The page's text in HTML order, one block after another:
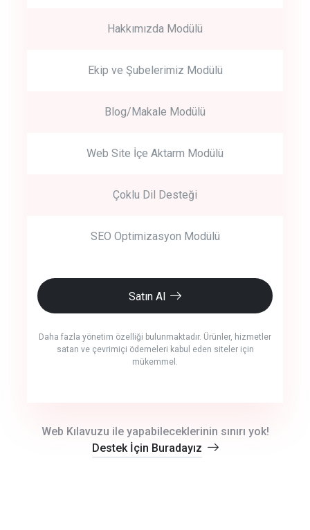
Hakkımızda Modülü
Ekip ve Şubelerimiz Modülü
Blog/Makale Modülü
Web Site İçe Aktarm Modülü
Çoklu Dil Desteği
SEO Optimizasyon Modülü
Satın Al
Daha fazla yönetim özelliği bulunmaktadır. Ürünler, hizmetler
satan ve çevrimiçi ödemeleri kabul eden siteler için
mükemmel.
Web Kılavuzu ile yapabileceklerinin sınırı yok!
Destek İçin Buradayız